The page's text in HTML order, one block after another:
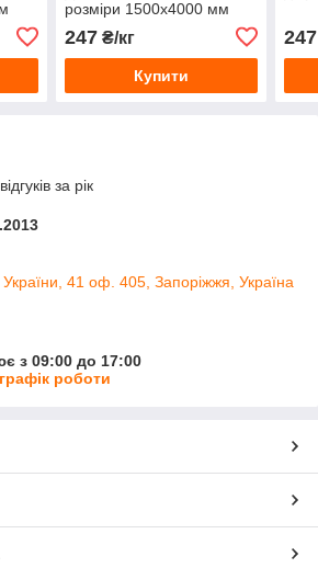
розміри 1500х4000 мм
247₴/кг
Купити
247
за рік
41 оф. 405, Запоріжжя, Україна
з 09:00 до 17:00
роботи